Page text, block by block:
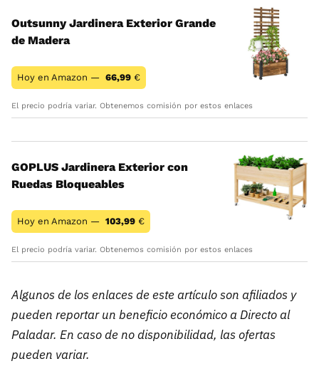
Outsunny Jardinera Exterior Grande
de Madera
Hoy en Amazon — 66,99 €
El precio podría variar. Obtenemos comisión por estos enlaces
GOPLUS Jardinera Exterior con
Ruedas Bloqueables
Hoy en Amazon — 103,99 €
El precio podría variar. Obtenemos comisión por estos enlaces
Algunos de los enlaces de este artículo son afiliados y
pueden reportar un beneficio económico a Directo al
Paladar. En caso de no disponibilidad, las ofertas
pueden variar.